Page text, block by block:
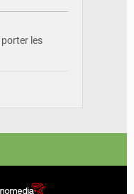
les